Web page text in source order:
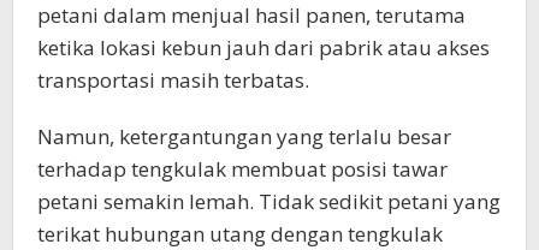
petani dalam menjual hasil panen, terutama
ketika lokasi kebun jauh dari pabrik atau akses
transportasi masih terbatas.
Namun, ketergantungan yang terlalu besar
terhadap tengkulak membuat posisi tawar
petani semakin lemah. Tidak sedikit petani yang
terikat hubungan utang dengan tengkulak